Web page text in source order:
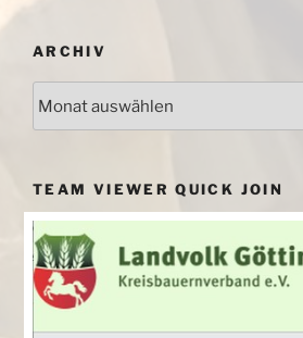
ARCHIV
TEAM VIEWER QUICK JOIN